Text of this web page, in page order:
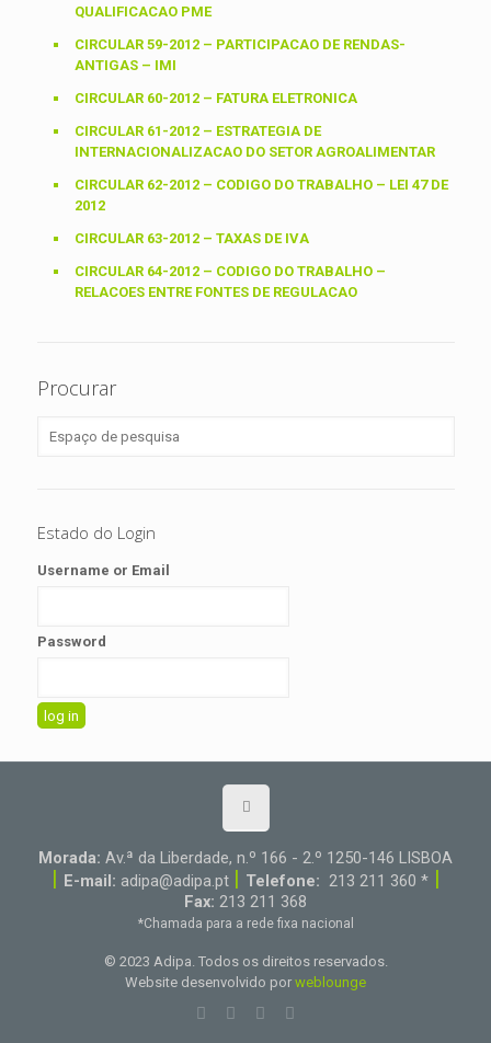
QUALIFICACAO PME
CIRCULAR 59-2012 – PARTICIPACAO DE RENDAS-
ANTIGAS – IMI
CIRCULAR 60-2012 – FATURA ELETRONICA
CIRCULAR 61-2012 – ESTRATEGIA DE
INTERNACIONALIZACAO DO SETOR AGROALIMENTAR
CIRCULAR 62-2012 – CODIGO DO TRABALHO – LEI 47 DE
2012
CIRCULAR 63-2012 – TAXAS DE IVA
CIRCULAR 64-2012 – CODIGO DO TRABALHO –
RELACOES ENTRE FONTES DE REGULACAO
Procurar
Estado do Login
Username or Email
Password
Morada: Av.ª da Liberdade, n.º 166 - 2.º 1250-146 LISBOA
| E-mail: adipa@adipa.pt | Telefone: 213 211 360 *|
Fax: 213 211 368
*Chamada para a rede fixa nacional
© 2023 Adipa. Todos os direitos reservados.
Website desenvolvido por weblounge